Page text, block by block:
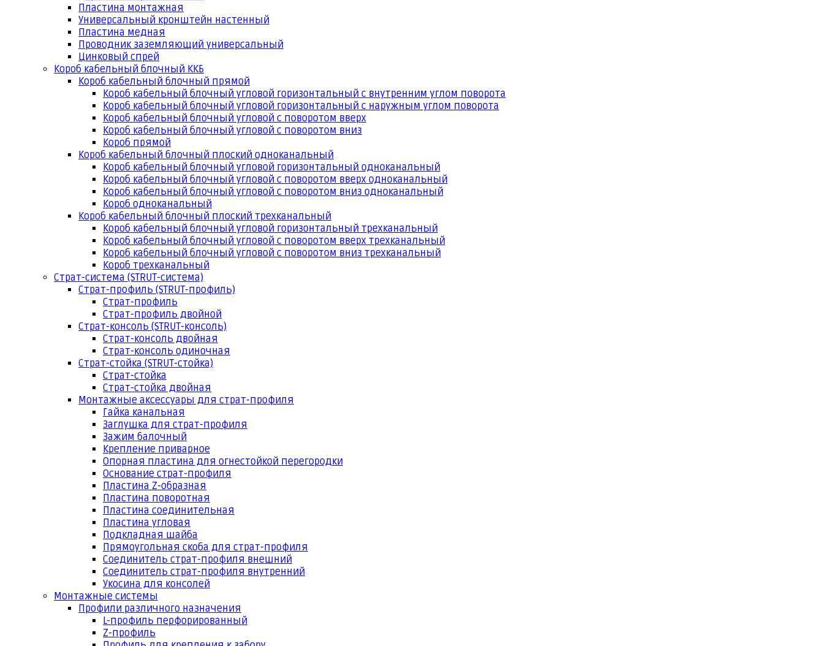
Пластина монтажная
Универсальный кронштейн настенный
Пластина медная
Проводник заземляющий универсальный
Цинковый спрей
Короб кабельный блочный ККБ
Короб кабельный блочный прямой
Короб кабельный блочный угловой горизонтальный с внутренним углом поворота
Короб кабельный блочный угловой горизонтальный с наружным углом поворота
Короб кабельный блочный угловой с поворотом вверх
Короб кабельный блочный угловой с поворотом вниз
Короб прямой
Короб кабельный блочный плоский одноканальный
Короб кабельный блочный угловой горизонтальный одноканальный
Короб кабельный блочный угловой с поворотом вверх одноканальный
Короб кабельный блочный угловой с поворотом вниз одноканальный
Короб одноканальный
Короб кабельный блочный плоский трехканальный
Короб кабельный блочный угловой горизонтальный трехканальный
Короб кабельный блочный угловой с поворотом вверх трехканальный
Короб кабельный блочный угловой с поворотом вниз трехканальный
Короб трехканальный
Страт-система (STRUT-система)
Страт-профиль (STRUT-профиль)
Страт-профиль
Страт-профиль двойной
Страт-консоль (STRUT-консоль)
Страт-консоль двойная
Страт-консоль одиночная
Страт-стойка (STRUT-стойка)
Страт-стойка
Страт-стойка двойная
Монтажные аксессуары для страт-профиля
Гайка канальная
Заглушка для страт-профиля
Зажим балочный
Крепление приварное
Опорная пластина для огнестойкой перегородки
Основание страт-профиля
Пластина Z-образная
Пластина поворотная
Пластина соединительная
Пластина угловая
Подкладная шайба
Прямоугольная скоба для страт-профиля
Соединитель страт-профиля внешний
Соединитель страт-профиля внутренний
Укосина для консолей
Монтажные системы
Профили различного назначения
L-профиль перфорированный
Z-профиль